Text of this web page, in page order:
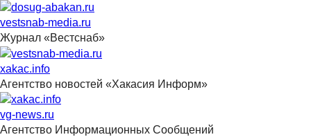
vestsnab-media.ru
Журнал «Вестснаб»
xakac.info
Агентство новостей «Хакасия Информ»
vg-news.ru
Агентство Информационных Сообщений